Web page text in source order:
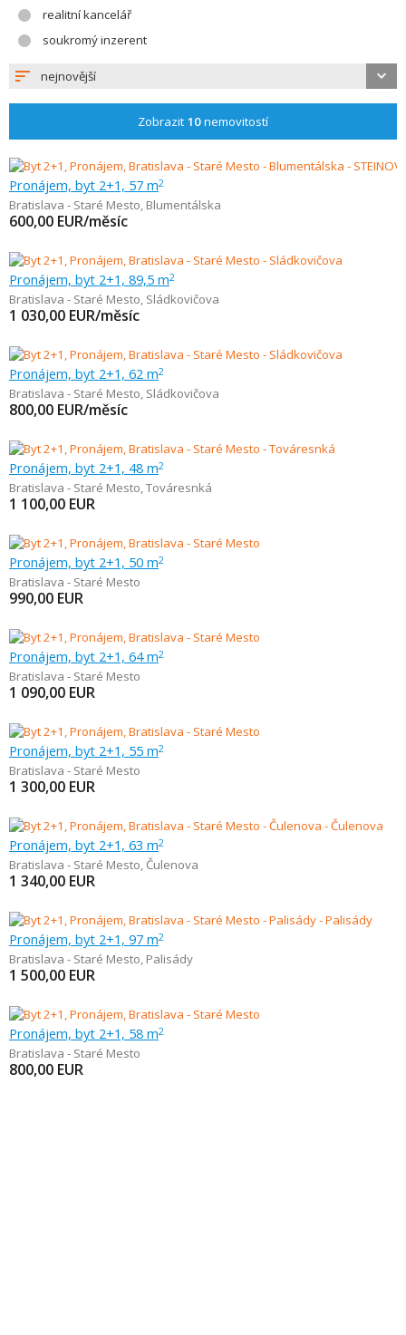
realitní kancelář
soukromý inzerent
nejnovější
Zobrazit 10nemovitostí
Pronájem, byt 2+1, 57 m2
Bratislava - Staré Mesto, Blumentálska
600,00 EUR/měsíc
Pronájem, byt 2+1, 89,5 m2
Bratislava - Staré Mesto, Sládkovičova
1 030,00 EUR/měsíc
Pronájem, byt 2+1, 62 m2
Bratislava - Staré Mesto, Sládkovičova
800,00 EUR/měsíc
Pronájem, byt 2+1, 48 m2
Bratislava - Staré Mesto,Továresnká
1 100,00 EUR
Pronájem, byt 2+1, 50 m2
Bratislava - Staré Mesto
990,00 EUR
Pronájem, byt 2+1, 64 m2
Bratislava - Staré Mesto
1 090,00 EUR
Pronájem, byt 2+1, 55 m2
Bratislava - Staré Mesto
1 300,00 EUR
Pronájem, byt 2+1, 63 m2
Bratislava - Staré Mesto, Čulenova
1 340,00 EUR
Pronájem, byt 2+1, 97 m2
Bratislava - Staré Mesto, Palisády
1 500,00 EUR
Pronájem, byt 2+1, 58 m2
Bratislava - Staré Mesto
800,00 EUR